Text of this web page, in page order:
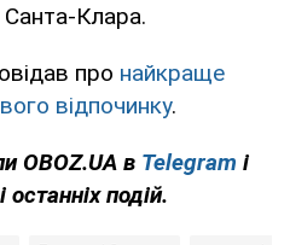
Клара.
про найкраще
відпочинку.
OBOZ.UA в Telegram і
подій.